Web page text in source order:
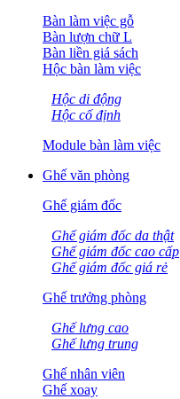
Bàn làm việc gỗ
Bàn lượn chữ L
Bàn liền giá sách
Hộc bàn làm việc
Hộc di động
Hộc cố định
Module bàn làm việc
Ghế văn phòng
Ghế giám đốc
Ghế giám đốc da thật
Ghế giám đốc cao cấp
Ghế giám đốc giá rẻ
Ghế trưởng phòng
Ghế lưng cao
Ghế lưng trung
Ghế nhân viên
Ghế xoay